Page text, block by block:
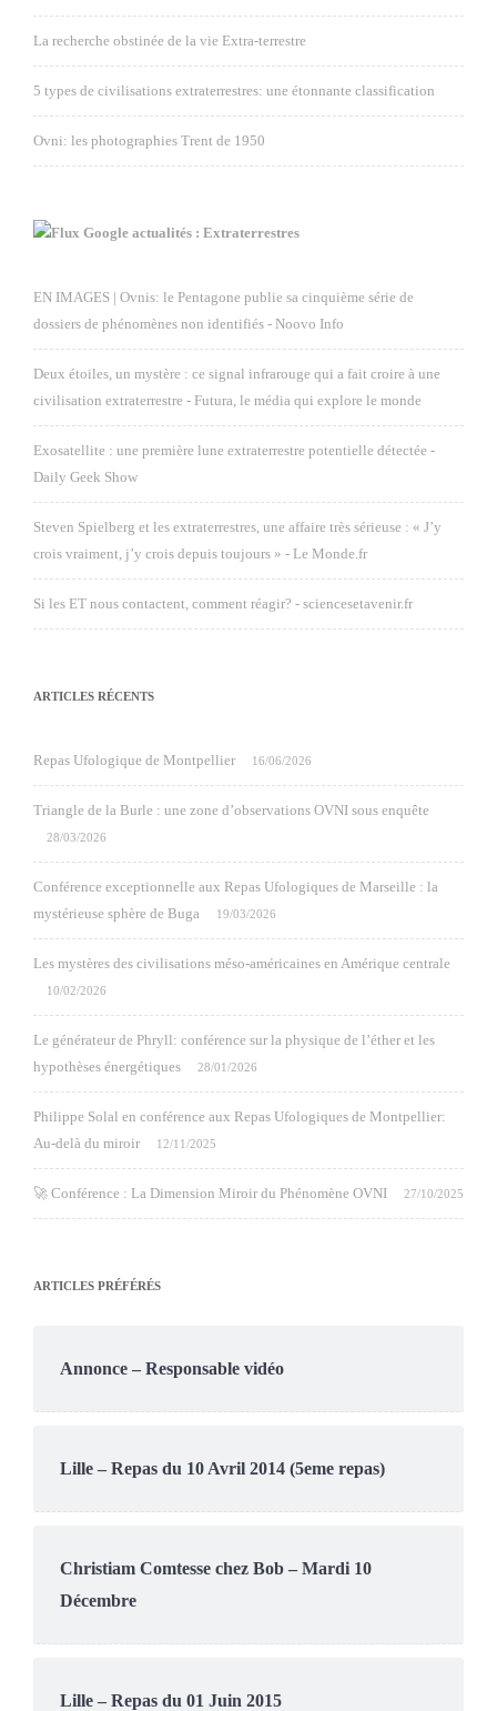
La recherche obstinée de la vie Extra-terrestre
5 types de civilisations extraterrestres: une étonnante classification
Ovni: les photographies Trent de 1950
Google actualités : Extraterrestres
EN IMAGES | Ovnis: le Pentagone publie sa cinquième série de
dossiers de phénomènes non identifiés - Noovo Info
Deux étoiles, un mystère : ce signal infrarouge qui a fait croire à une
civilisation extraterrestre - Futura, le média qui explore le monde
Exosatellite : une première lune extraterrestre potentielle détectée -
Daily Geek Show
Steven Spielberg et les extraterrestres, une affaire très sérieuse : « J’y
crois vraiment, j’y crois depuis toujours » - Le Monde.fr
Si les ET nous contactent, comment réagir? - sciencesetavenir.fr
ARTICLES RÉCENTS
Repas Ufologique de Montpellier 16/06/2026
Triangle de la Burle : une zone d’observations OVNI sous enquête
28/03/2026
Conférence exceptionnelle aux Repas Ufologiques de Marseille : la
mystérieuse sphère de Buga
19/03/2026
Les mystères des civilisations méso-américaines en Amérique centrale
10/02/2026
Le générateur de Phryll: conférence sur la physique de l’éther et les
hypothèses énergétiques
28/01/2026
Philippe Solal en conférence aux Repas Ufologiques de Montpellier:
Au-delà du miroir
12/11/2025
🚀 Conférence : La Dimension Miroir du Phénomène OVNI 27/10/2025
ARTICLES PRÉFÉRÉS
Annonce – Responsable vidéo
Lille – Repas du 10 Avril 2014 (5eme repas)
Christiam Comtesse chez Bob – Mardi 10
Décembre
Lille – Repas du 01 Juin 2015